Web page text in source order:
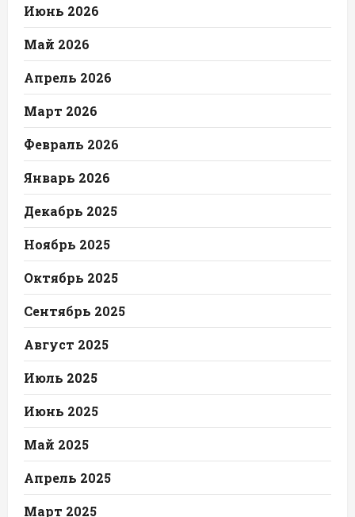
Июнь 2026
Май 2026
Апрель 2026
Март 2026
Февраль 2026
Январь 2026
Декабрь 2025
Ноябрь 2025
Октябрь 2025
Сентябрь 2025
Август 2025
Июль 2025
Июнь 2025
Май 2025
Апрель 2025
Март 2025